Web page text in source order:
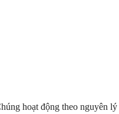
hoạt động theo nguyên